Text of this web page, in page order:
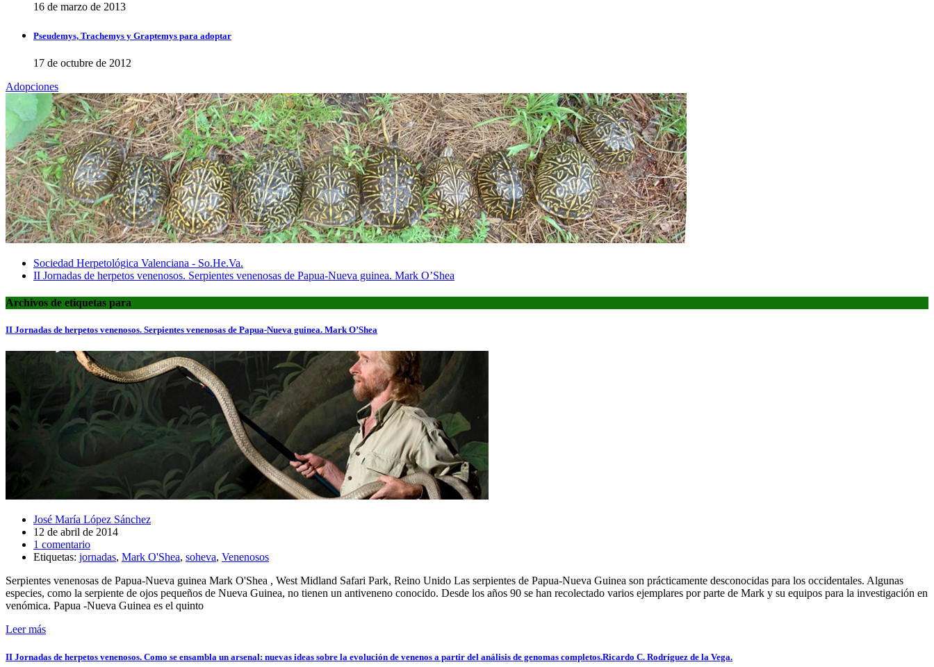
16 de marzo de 2013
Pseudemys, Trachemys y Graptemys para adoptar
17 de octubre de 2012
Adopciones
Sociedad Herpetológica Valenciana - So.He.Va.
II Jornadas de herpetos venenosos. Serpientes venenosas de Papua-Nueva guinea. Mark O’Shea
Archivos de etiquetas para
II Jornadas de herpetos venenosos. Serpientes venenosas de Papua-Nueva guinea. Mark O’Shea
José María López Sánchez
12 de abril de 2014
1 comentario
Etiquetas: jornadas, Mark O'Shea, soheva, Venenosos
Serpientes venenosas de Papua-Nueva guinea Mark O'Shea , West Midland Safari Park, Reino Unido Las serpientes de Papua-Nueva Guinea son prácticamente desconocidas para los occidentales. Algunas
especies, como la serpiente de ojos pequeños de Nueva Guinea, no tienen un antiveneno conocido. Desde los años 90 se han recolectado varios ejemplares por parte de Mark y su equipos para la investigación en
venómica. Papua -Nueva Guinea es el quinto
Leer más
II Jornadas de herpetos venenosos. Como se ensambla un arsenal: nuevas ideas sobre la evolución de venenos a partir del análisis de genomas completos.Ricardo C. Rodríguez de la Vega.